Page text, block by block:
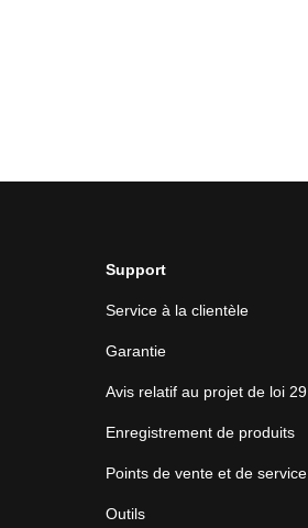
Support
Service à la clientèle
Garantie
Avis relatif au projet de loi 29
Enregistrement de produits
Points de vente et de service
Outils